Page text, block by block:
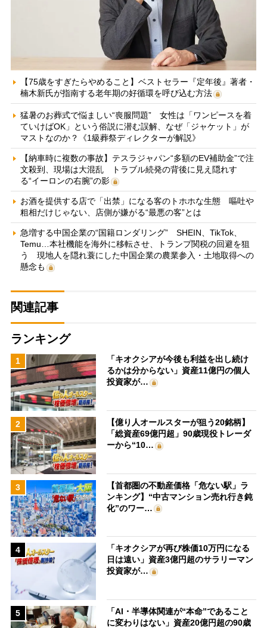
【75歳をすぎたらやめること】ベストセラー『定年後』著者・
楠木新氏が指南する老年期の好循環を呼び込む方法
猛暑のお葬式で悩ましい“喪服問題” 女性は「ワンピースを着
ていけばOK」という俗説に潜む誤解、なぜ「ジャケット」が
マストなのか？《1級葬祭ディレクターが解説》
【納車時に複数の事故】テスラジャパン“多額のEV補助金”で注
文殺到、現場は大混乱 トラブル続発の背後に見え隠れす
る“イーロンの右腕”の影
お酒を提供する店で「出禁」になる客のトホホな生態 嘔吐や
粗相だけじゃない、店側が嫌がる“最悪の客”とは
急増する中国企業の“国籍ロンダリング” SHEIN、TikTok、
Temu…本社機能を海外に移転させ、トランプ関税の回避を狙
う 現地人を隠れ蓑にした中国企業の農業参入・土地取得への
懸念も
関連記事
ランキング
1
「キオクシアが今後も利益を出し続け
るかは分からない」資産11億円の個人
投資家が…
2
【億り人オールスターが狙う20銘柄】
「総資産69億円超」90歳現役トレーダ
ーから“10…
3
【首都圏の不動産価格「危ない駅」ラ
ンキング】“中古マンション売れ行き鈍
化”のワー…
4
「キオクシアが再び株価10万円になる
日は遠い」資産3億円超のサラリーマン
投資家が…
5
「AI・半導体関連が“本命”であること
に変わりはない」資産20億円超の90歳